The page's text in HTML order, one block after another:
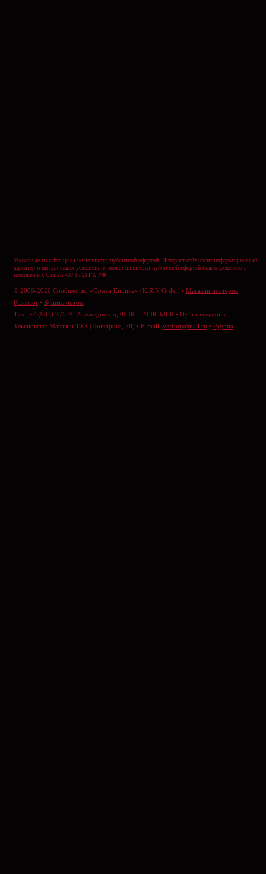
Указанные на сайте цены не являются публичной офертой. Интернет-сайт носит информационный
характер и ни при каких условиях не может являеться публичной офертой (как определено в
положениях Статьи 437 (п.2) ГК РФ.
© 2006-2026 Сообщество «Орден Кирина» (KiRiN Order) • Магазин постеров
Posterior • Купить оптом
Тел.: +7 (937) 275 70 25 ежедневно, 08:00 - 24:00 МСК • Пункт выдачи в
Ульяновске: Магазин ТУЗ (Гончарова, 28) • E-mail: verfurt@mail.ru • Группа